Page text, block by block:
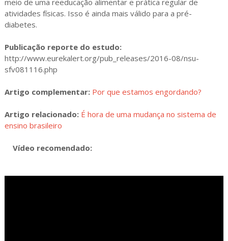
atividades físicas. Isso é ainda mais válido para a pré-
diabetes.
Publicação reporte do estudo:
http://www.eurekalert.org/pub_releases/2016-08/nsu-
sfv081116.php
Artigo complementar: Por que estamos engordando?
Artigo relacionado: É hora de uma mudança no sistema de
ensino brasileiro
Vídeo recomendado: